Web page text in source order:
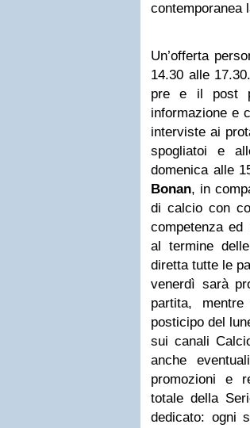
contemporanea
Un’offerta
14.30 alle
pre e il post
informazione e
interviste ai
spogliatoi e
domenica alle
Bonan, in
di calcio con
competenza
al termine
diretta tutte le
venerdì sarà
partita,
posticipo del
sui canali
anche
promozioni e
totale della
dedicato: ogni